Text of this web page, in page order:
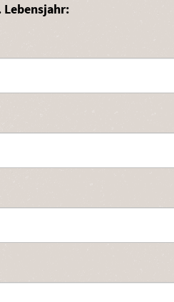
Lebensjahr: